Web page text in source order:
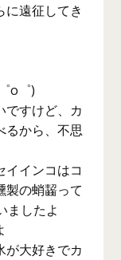
に遠征してき
o゜)
ですけど、カ
るから、不思
イインコはコ
製の蛸齧って
ましたよ
が大好きでカ